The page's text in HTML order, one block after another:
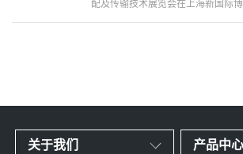
配及传输技术展览会在上海新国际
办，作为智能装配与自动化行业盛
关于我们 产品中心